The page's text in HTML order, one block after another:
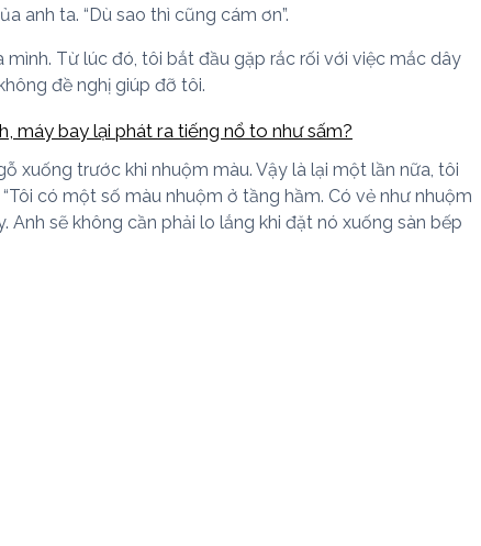
anh ta. “Dù sao thì cũng cám ơn”.
Từ lúc đó, tôi bắt đầu gặp rắc rối với việc mắc dây
đề nghị giúp đỡ tôi.
máy bay lại phát ra tiếng nổ to như sấm?
xuống trước khi nhuộm màu. Vậy là lại một lần nữa, tôi
có một số màu nhuộm ở tầng hầm. Có vẻ như nhuộm
sẽ không cần phải lo lắng khi đặt nó xuống sàn bếp